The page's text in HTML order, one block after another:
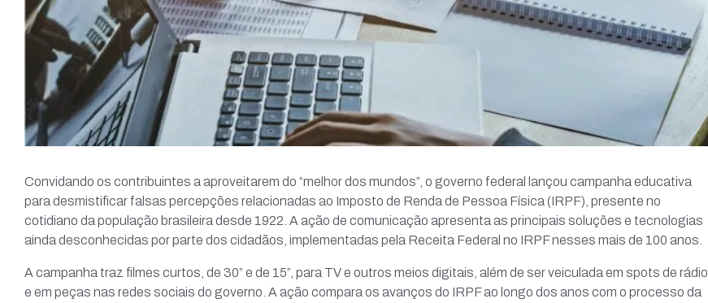
Convidando os contribuintes a aproveitarem do “melhor dos mundos”, o governo federal lançou campanha educativa
para desmistificar falsas percepções relacionadas ao Imposto de Renda de Pessoa Física (IRPF), presente no
cotidiano da população brasileira desde 1922. A ação de comunicação apresenta as principais soluções e tecnologias
ainda desconhecidas por parte dos cidadãos, implementadas pela Receita Federal no IRPF nesses mais de 100 anos.
A campanha traz filmes curtos, de 30” e de 15”, para TV e outros meios digitais, além de ser veiculada em spots de rádio
e em peças nas redes sociais do governo. A ação compara os avanços do IRPF ao longo dos anos com o processo da